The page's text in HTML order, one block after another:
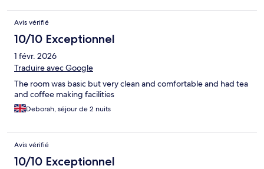
Avis vérifié
10/10 Exceptionnel
1 févr. 2026
Traduire avec Google
The room was basic but very clean and comfortable and had tea
and coffee making facilities
Deborah, séjour de 2 nuits
Avis vérifié
10/10 Exceptionnel